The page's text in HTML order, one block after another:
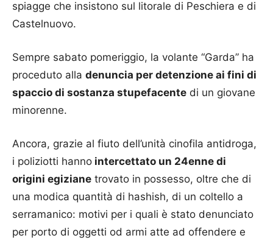
spiagge che insistono sul litorale di Peschiera e di
Castelnuovo.
Sempre sabato pomeriggio, la volante “Garda” ha
proceduto alla denuncia per detenzione ai fini di
spaccio di sostanza stupefacente di un giovane
minorenne.
Ancora, grazie al fiuto dell’unità cinofila antidroga,
i poliziotti hanno intercettato un 24enne di
origini egiziane trovato in possesso, oltre che di
una modica quantità di hashish, di un coltello a
serramanico: motivi per i quali è stato denunciato
per porto di oggetti od armi atte ad offendere e